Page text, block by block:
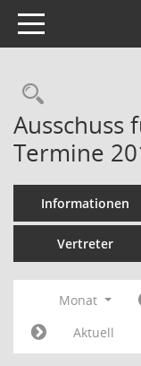
Toggle navigation
Ausschuss
Termine
Informationen
Vertreter
Monat
Aktuell